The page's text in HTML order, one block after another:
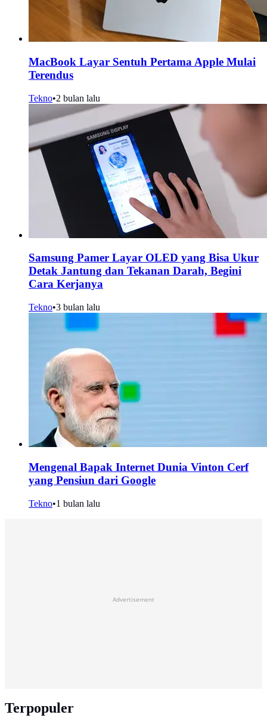
MacBook Layar Sentuh Pertama Apple Mulai
Terendus
Tekno•2 bulan lalu
Samsung Pamer Layar OLED yang Bisa Ukur
Detak Jantung dan Tekanan Darah, Begini
Cara Kerjanya
Tekno•3 bulan lalu
Mengenal Bapak Internet Dunia Vinton Cerf
yang Pensiun dari Google
Tekno•1 bulan lalu
Advertisement
Terpopuler